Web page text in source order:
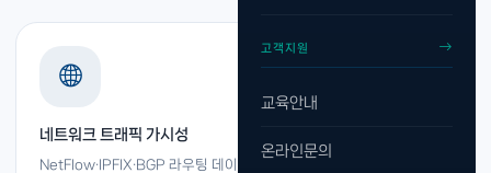
고객지원
교육안내
온라인문의
네트워크 트래픽 가시성
NetFlow·IPFIX·BGP 라우팅 데이터를 수집하여 누가, 얼마나, 어디로